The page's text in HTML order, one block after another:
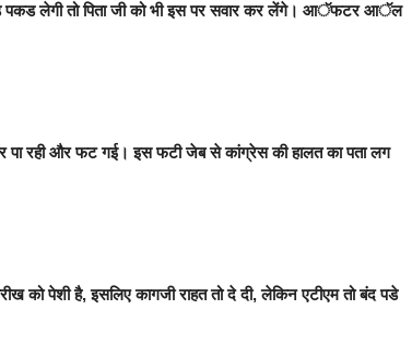
पकड लेगी तो पिता जी को भी इस पर सवार कर लेंगे। आॅफटर आॅल
पा रही और फट गई। इस फटी जेब से कांग्रेस की हालत का पता लग
को पेशी है, इसलिए कागजी राहत तो दे दी, लेकिन एटीएम तो बंद पडे